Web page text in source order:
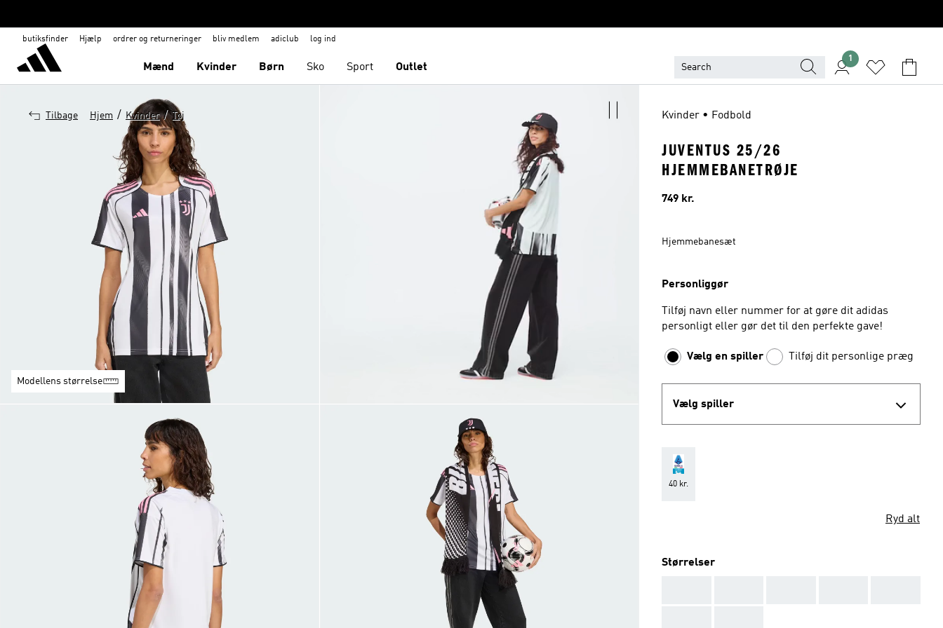
butiksfinder Hjælp ordrer og returneringer bliv medlem adiclub log ind
Mænd Kvinder Børn Sko Sport Outlet
1
Tilbage Hjem / Kvinder / Tøj
Modellens størrelse
Kvinder • Fodbold
JUVENTUS 25/26
HJEMMEBANETRØJE
Pris
749 kr.
Hjemmebanesæt
Personliggør
Tilføj navn eller nummer for at gøre dit adidas
personligt eller gør det til den perfekte gave!
Vælg en spiller Tilføj dit personlige præg
Vælg spiller
40 kr.
Ryd alt
Størrelser